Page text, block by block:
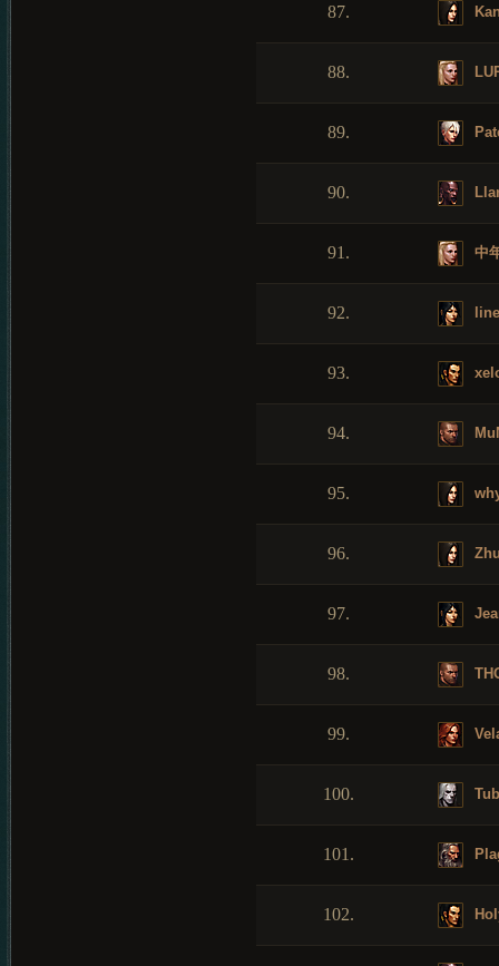
87.
88.
89.
90.
91. 中
92.
93.
94.
95.
96.
97.
98.
99.
100.
101.
102.